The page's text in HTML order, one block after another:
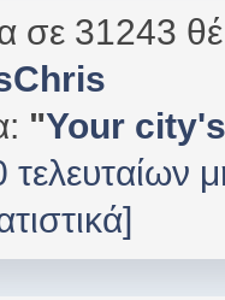
σε 31243
"Your